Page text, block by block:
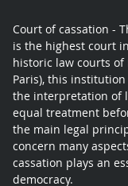
Court of cassation -
is the highest court
historic law courts of
Paris), this
the interpretation of
equal treatment
the main legal
concern many
cassation plays an
democracy.